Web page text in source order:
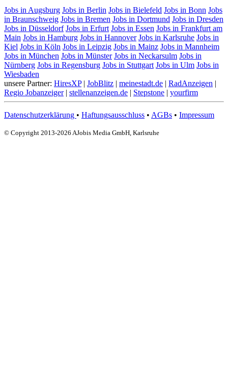
Jobs in Augsburg Jobs in Berlin Jobs in Bielefeld Jobs in Bonn Jobs
in Braunschweig Jobs in Bremen Jobs in Dortmund Jobs in Dresden
Jobs in Düsseldorf Jobs in Erfurt Jobs in Essen Jobs in Frankfurt am
Main Jobs in Hamburg Jobs in Hannover Jobs in Karlsruhe Jobs in
Kiel Jobs in Köln Jobs in Leipzig Jobs in Mainz Jobs in Mannheim
Jobs in München Jobs in Münster Jobs in Neckarsulm Jobs in
Nürnberg Jobs in Regensburg Jobs in Stuttgart Jobs in Ulm Jobs in
Wiesbaden
unsere Partner: HiresXP| JobBlitz | meinestadt.de | RadAnzeigen |
Regio Jobanzeiger| stellenanzeigen.de | Stepstone | yourfirm
Datenschutzerklärung • Haftungsausschluss • AGBs • Impressum
© Copyright 2013-2026 AJobis Media GmbH, Karlsruhe